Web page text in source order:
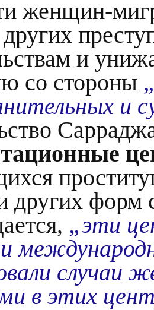
женщин-
и
со стороны
и
других форм
„эти
случаи
в этих